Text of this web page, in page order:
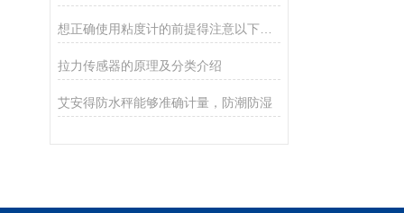
想正确使用粘度计的前提得注意以下几点
拉力传感器的原理及分类介绍
艾安得防水秤能够准确计量，防潮防湿